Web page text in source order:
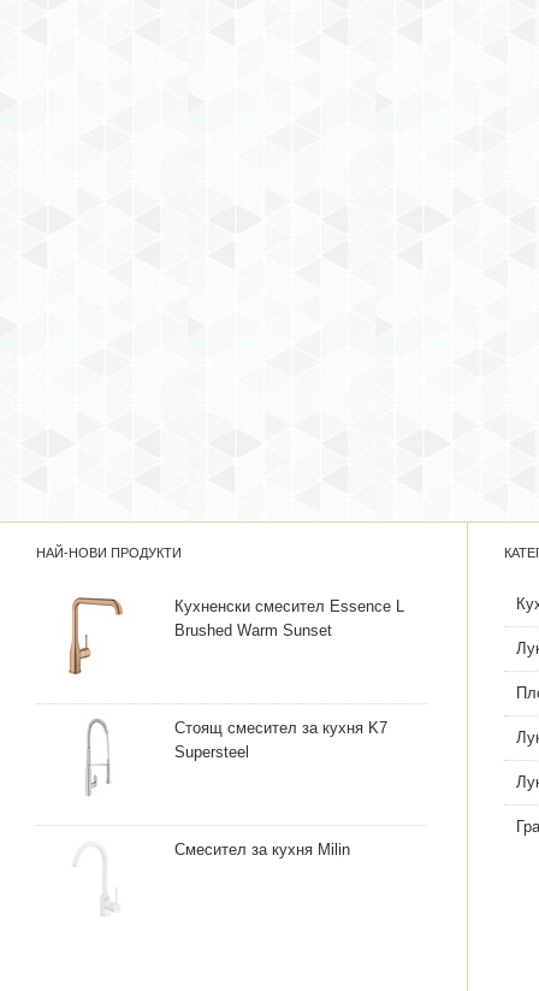
НАЙ-НОВИ ПРОДУКТИ
Кухненски смесител Essence L
Brushed Warm Sunset
Стоящ смесител за кухня K7
Supersteel
Смесител за кухня Milin